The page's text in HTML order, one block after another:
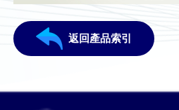
返回產品索引